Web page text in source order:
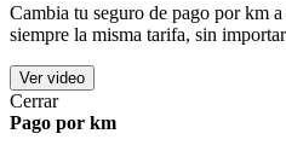
Cambia tu seguro de pago por km
siempre la misma tarifa, sin
Ver video
Cerrar
Pago por km